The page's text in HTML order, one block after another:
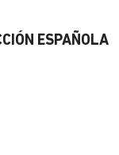
ESPAÑOLA